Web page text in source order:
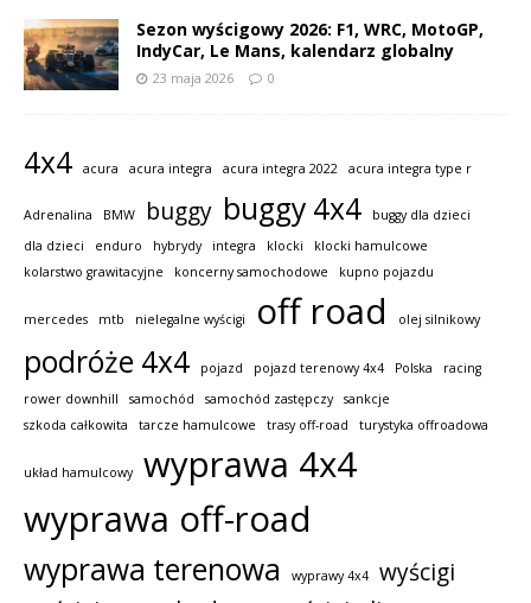
Sezon wyścigowy 2026: F1, WRC, MotoGP,
IndyCar, Le Mans, kalendarz globalny
23 maja 2026 0
4x4 acura acura integra acura integra 2022 acura integra type r
Adrenalina BMW buggy buggy 4x4
buggy dla dzieci
dla dzieci
enduro hybrydy integra klocki
klocki hamulcowe
kolarstwo grawitacyjne
koncerny samochodowe kupno pojazdu
mercedes mtb nielegalne wyścigi off road olej silnikowy
podróże 4x4 pojazd pojazd terenowy 4x4 Polska
racing
rower downhill
samochód samochód zastępczy
sankcje
szkoda całkowita
tarcze hamulcowe trasy off-road turystyka offroadowa
układ hamulcowy
wyprawa 4x4
wyprawa off-road
wyprawa terenowa wyprawy 4x4
wyścigi